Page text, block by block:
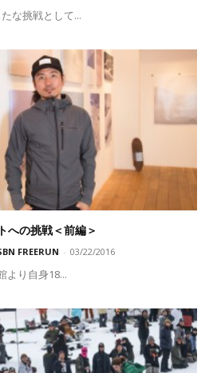
な挑戦として...
への挑戦＜前編＞
FREERUN - 03/22/2016
より自身18...